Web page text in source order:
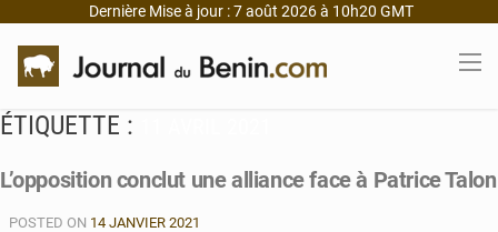
Dernière Mise à jour : 7 août 2026 à 10h20 GMT
ÉTIQUETTE :
L’opposition conclut une alliance face à Patrice Talon
POSTED ON 14 JANVIER 2021